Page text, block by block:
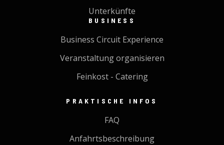
Unterkünfte
BUSINESS
Business Circuit Experience
Veranstaltung organisieren
Feinkost - Catering
PRAKTISCHE INFOS
FAQ
Anfahrtsbeschreibung